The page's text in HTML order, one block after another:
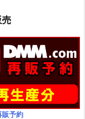
売
販予約